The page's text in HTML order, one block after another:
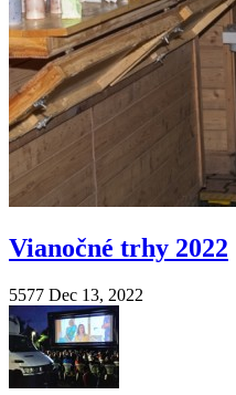
Vianočné trhy 2022
5577 Dec 13, 2022